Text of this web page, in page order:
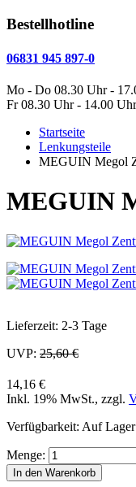
Bestellhotline
06831 945 897-0
Mo - Do 08.30 Uhr -
Fr 08.30 Uhr - 14.00 Uhr
Startseite
Lenkungsteile
MEGUIN Megol
MEGUIN
Lieferzeit: 2-3 Tage
UVP: 25,60 €
14,16 €
Inkl. 19% MwSt., zzgl.
Verfügbarkeit: Auf Lager
Menge:
In den Warenkorb